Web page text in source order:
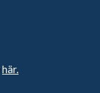
här.